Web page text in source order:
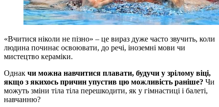
«Вчитися ніколи не пізно» – це вираз дуже часто звучить, коли
людина починає освоювати, до речі, іноземні мови чи
мистецтво кераміки.
Однак чи можна навчитися плавати, будучи у зрілому віці,
якщо з якихось причин упустив цю можливість раніше? Чи
можуть зміни тіла тіла перешкодити, як у гімнастиці і балеті,
навчанню?